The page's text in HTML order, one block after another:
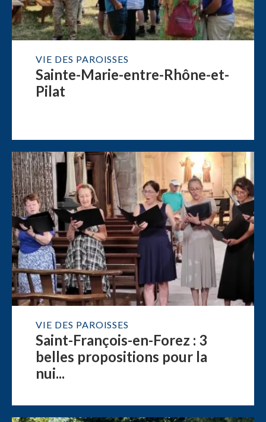
VIE DES PAROISSES
Sainte-Marie-entre-Rhône-et-
Pilat
VIE DES PAROISSES
Saint-François-en-Forez : 3
belles propositions pour la
nui...